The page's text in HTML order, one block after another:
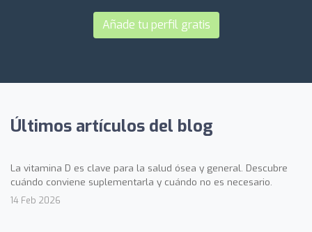
Añade tu perfil gratis
Últimos artículos del blog
La vitamina D es clave para la salud ósea y general. Descubre
cuándo conviene suplementarla y cuándo no es necesario.
14 Feb 2026